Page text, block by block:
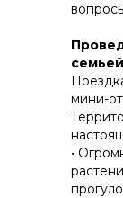
мини-
•
ПРАКТИЧНОСТЬ